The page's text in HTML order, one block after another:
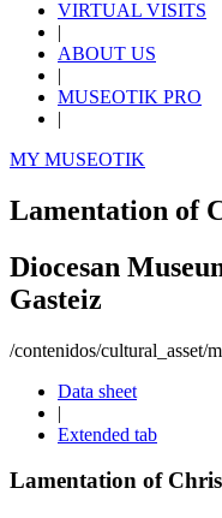
VIRTUAL VISITS
|
ABOUT US
|
MUSEOTIK PRO
|
MY MUSEOTIK
Lamentation of
Diocesan
Gasteiz
/contenidos/cultural_asset/
Data sheet
|
Extended tab
Lamentation of